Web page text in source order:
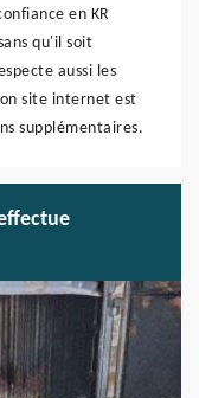
en KR
qu'il soit
aussi les
site internet est
supplémentaires.